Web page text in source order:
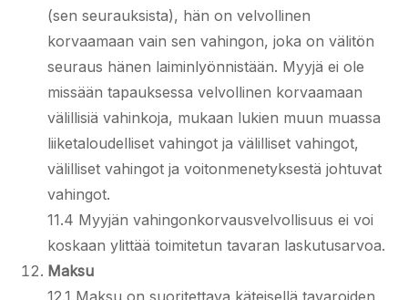
(sen seurauksista), hän on velvollinen
korvaamaan vain sen vahingon, joka on välitön
seuraus hänen laiminlyönnistään. Myyjä ei ole
missään tapauksessa velvollinen korvaamaan
välillisiä vahinkoja, mukaan lukien muun muassa
liiketaloudelliset vahingot ja välilliset vahingot,
välilliset vahingot ja voitonmenetyksestä johtuvat
vahingot.
11.4 Myyjän vahingonkorvausvelvollisuus ei voi
koskaan ylittää toimitetun tavaran laskutusarvoa.
Maksu
12.1 Maksu on suoritettava käteisellä tavaroiden